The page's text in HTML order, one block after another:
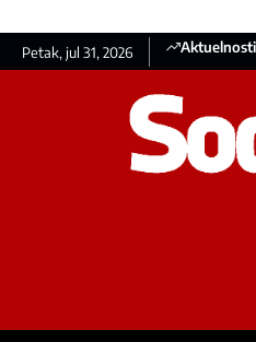
Petak, jul 31, 2026 Aktuelnosti